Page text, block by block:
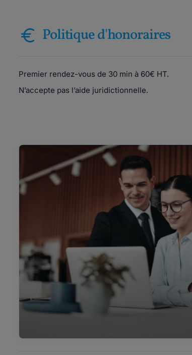
Politique d'honoraires
Premier rendez-vous de 30 min à 60€ HT.
N’accepte pas l’aide juridictionnelle.